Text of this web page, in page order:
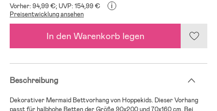
Vorher: 94,99 €; UVP: 154,99 € i
Preisentwicklung ansehen
In den Warenkorb legen
Beschreibung
Dekorativer Mermaid Bettvorhang von Hoppekids. Dieser Vorhang
passt für halbhohe Betten der Größe 90x200 und 70x160 cm. Bei